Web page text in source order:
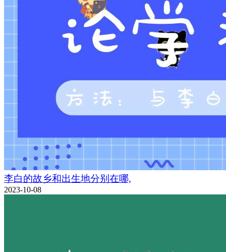
李白的故乡和出生地分别在哪,
2023-10-08